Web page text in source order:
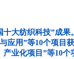
大纺织科技”成
应用”等10个项目
业化项目”等10